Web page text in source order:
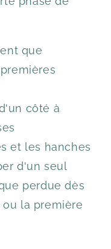
que
côté à
et les hanches
d'un seul
perdue dès
la première